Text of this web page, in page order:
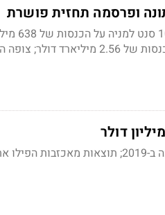
ופרסמה תחזית פושרת
החברה רשמה ברבעון
ב-2023 כולה רשמה רווח מתואם של 64 סנט למניה על הכנסות של 2.56
ממשיכה לקנות צמיחה: רוכשת את אינפליי לאבס שהוקמה ב-2019; תוצאות